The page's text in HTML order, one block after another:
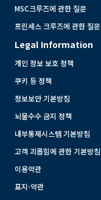
MSC크루즈에 관한 질문
프린세스 크루즈에 관한 질문
Legal Information
개인 정보 보호 정책
쿠키 등 정책
정보보안 기본방침
뇌물수수 금지 정책
내부통제시스템 기본방침
고객 괴롭힘에 관한 기본방침
이용약관
표지·약관